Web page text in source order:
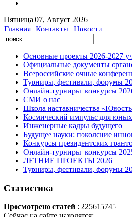
Пятница 07, Август 2026
Главная | Контакты | Новости
Основные проекты 2026-2027
Официальные документы
Всероссийские очные
Турниры, фестивали, форумы
Онлайн-турниры, конкурсы
СМИ о нас
Школа наставничества
Космический импульс для юных
Инженерные кадры будущего
Будущее науки: поколение
Конкурсы президентских
Онлайн-турниры, конкурсы
ЛЕТНИЕ ПРОЕКТЫ 2026
Турниры, фестивали, форумы
Статистика
Просмотрено статей : 225615745